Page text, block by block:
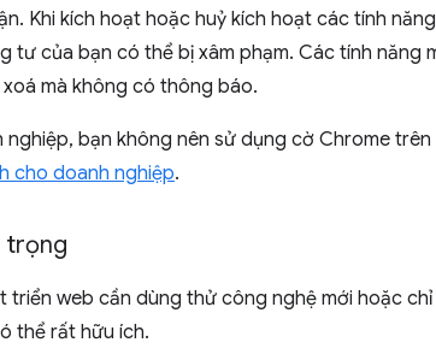
Khi kích hoạt hoặc huỷ kích hoạt các tính
tư của bạn có thể bị xâm phạm. Các tính năng
mà không có thông báo.
nghiệp, bạn không nên sử dụng cờ Chrome
cho doanh nghiệp.
trọng
triển web cần dùng thử công nghệ mới hoặc
thể rất hữu ích.